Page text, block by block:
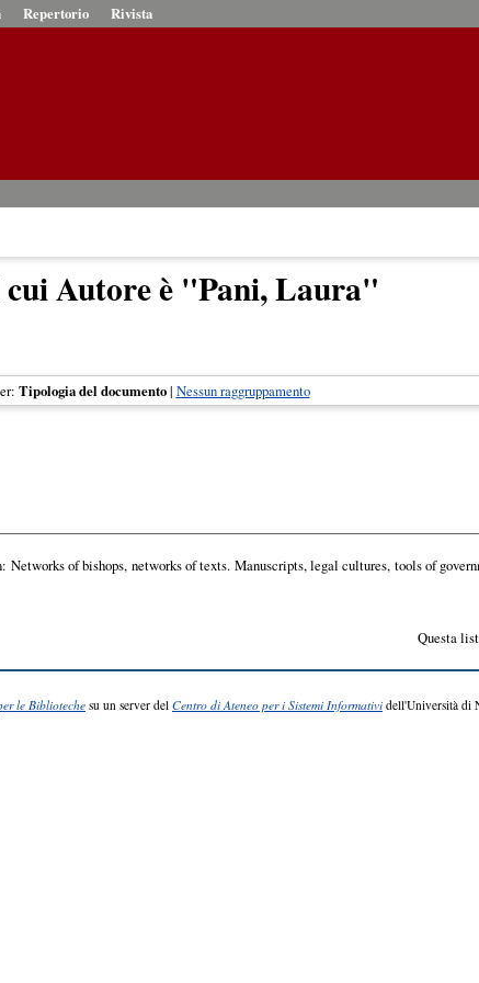
Repertorio Rivista
Autore è "Pani, Laura"
Tipologia del documento| Nessun raggruppamento
Networks of bishops, networks of texts. Manuscripts, legal cultures, tools of
Questa
le Biblioteche su un server del Centro di Ateneo per i Sistemi Informativi dell'Università di